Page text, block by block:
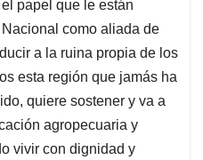
papel que le están
como aliada de
a la ruina propia de los
esta región que jamás ha
quiere sostener y va a
agropecuaria y
vivir con dignidad y